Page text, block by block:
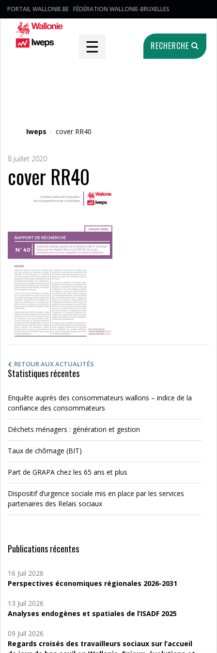
PORTAIL WALLONIE.BE FÉDÉRATION WALLONIE-BRUXELLES
☰ RECHERCHE
Iweps / cover RR40
8 juillet 2020
cover RR40
RETOUR AUX ACTUALITÉS
Statistiques récentes
Enquête auprès des consommateurs wallons – indice de la
confiance des consommateurs
Déchets ménagers : génération et gestion
Taux de chômage (BIT)
Part de GRAPA chez les 65 ans et plus
Dispositif d’urgence sociale mis en place par les services
partenaires des Relais sociaux
Publications récentes
16 Juil 2026
Perspectives économiques régionales 2026-2031
13 Juil 2026
Analyses endogènes et spatiales de l’ISADF 2025
09 Juil 2026
Regards croisés des travailleurs sociaux sur l’accueil